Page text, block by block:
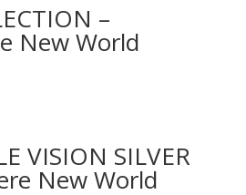
–
New World
VISION SILVER
New World